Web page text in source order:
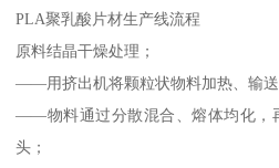
PLA聚乳酸片材生产线流程
原料结晶干燥处理；
——用挤出机将颗粒状物料加热、输送
——物料通过分散混合、熔体均化，
头；